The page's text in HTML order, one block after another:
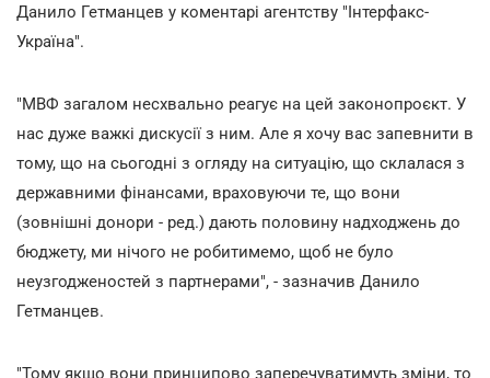
Данило Гетманцев у коментарі агентству "Інтерфакс-
Україна".
"МВФ загалом несхвально реагує на цей законопроєкт. У
нас дуже важкі дискусії з ним. Але я хочу вас запевнити в
тому, що на сьогодні з огляду на ситуацію, що склалася з
державними фінансами, враховуючи те, що вони
(зовнішні донори - ред.) дають половину надходжень до
бюджету, ми нічого не робитимемо, щоб не було
неузгодженостей з партнерами", - зазначив Данило
Гетманцев.
"Тому якщо вони принципово заперечуватимуть зміни, то